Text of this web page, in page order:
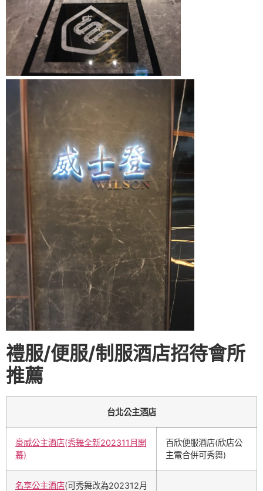
禮服/便服/制服酒店招待會所
推薦
台北公主酒店
豪威公主酒店(秀舞全新202311月開
幕)
百欣便服酒店(欣店公
主電合併可秀舞)
名享公主酒店(可秀舞改為202312月